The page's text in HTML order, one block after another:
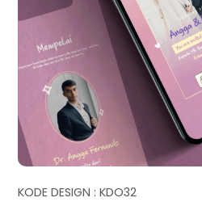
KODE DESIGN : KDO32